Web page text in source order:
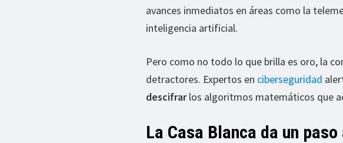
avances inmediatos en áreas como la
inteligencia artificial.
Pero como no todo lo que brilla es oro, la
detractores. Expertos en ciberseguridad
descifrarlos algoritmos matemáticos que
La Casa Blanca da un